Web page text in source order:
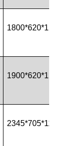
1800*620*1210
1900*620*1210
2345*705*1145